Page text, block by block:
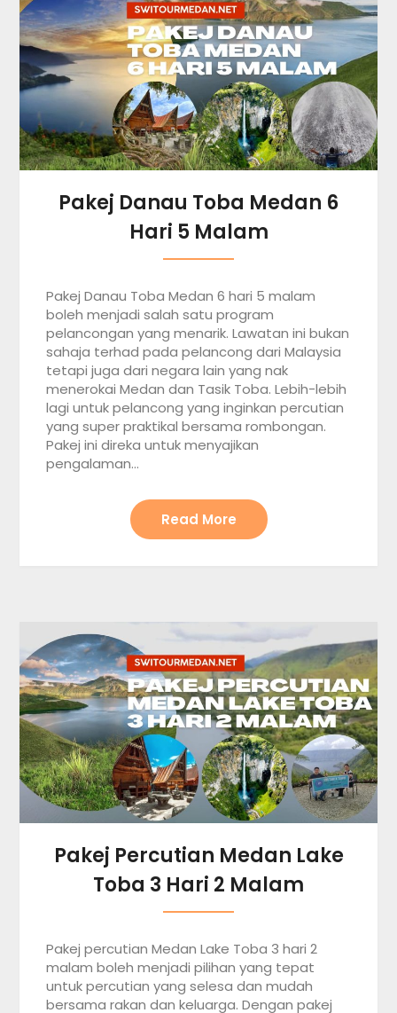
Pakej Danau Toba Medan 6
Hari 5 Malam
Pakej Danau Toba Medan 6 hari 5 malam
boleh menjadi salah satu program
pelancongan yang menarik. Lawatan ini bukan
sahaja terhad pada pelancong dari Malaysia
tetapi juga dari negara lain yang nak
menerokai Medan dan Tasik Toba. Lebih-lebih
lagi untuk pelancong yang inginkan percutian
yang super praktikal bersama rombongan.
Pakej ini direka untuk menyajikan
pengalaman…
Read More
Pakej Percutian Medan Lake
Toba 3 Hari 2 Malam
Pakej percutian Medan Lake Toba 3 hari 2
malam boleh menjadi pilihan yang tepat
untuk percutian yang selesa dan mudah
bersama rakan dan keluarga. Dengan pakej